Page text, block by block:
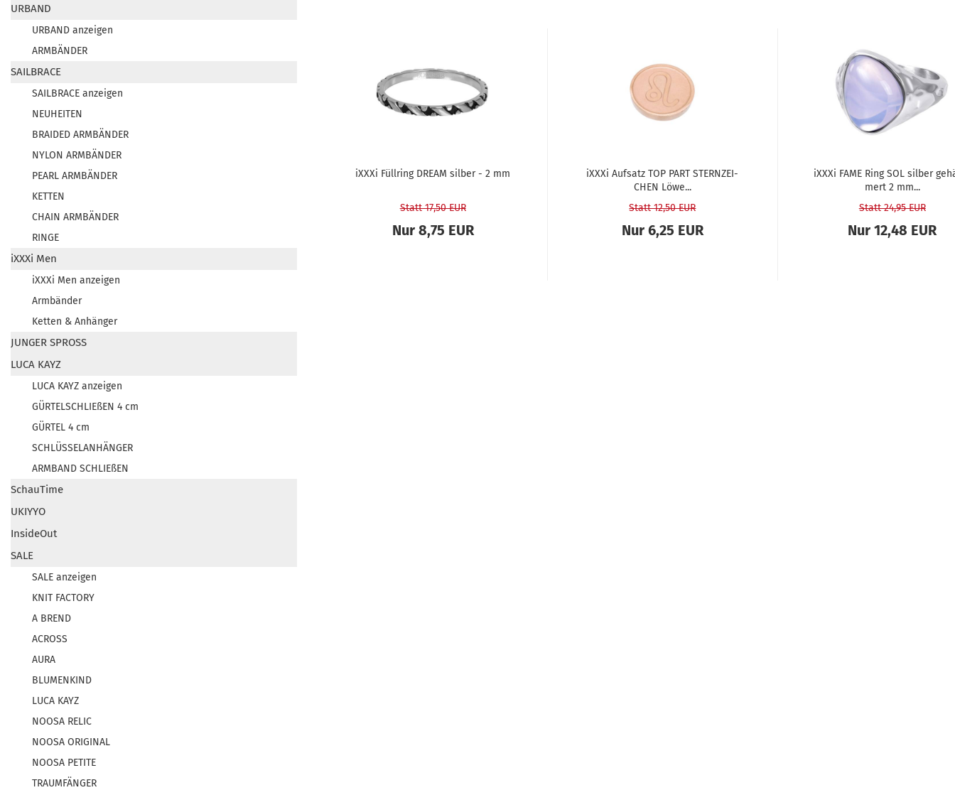
iXXXi Füll­ring DREAM sil­ber - 2 mm
Statt 17,50 EUR
Nur 8,75 EUR
iXXXi Auf­satz TOP PART STERN­ZEI­
CHEN Löwe...
Statt 12,50 EUR
Nur 6,25 EUR
iXXXi FAME Ring SOL sil­ber
mert 2 mm...
Statt 24,95 EUR
Nur 12,48 EUR
URBAND
URBAND anzeigen
ARMBÄNDER
SAILBRACE
SAILBRACE anzeigen
NEUHEITEN
BRAIDED ARMBÄNDER
NYLON ARMBÄNDER
PEARL ARMBÄNDER
KETTEN
CHAIN ARMBÄNDER
RINGE
iXXXi Men
iXXXi Men anzeigen
Armbänder
Ketten & Anhänger
JUNGER SPROSS
LUCA KAYZ
LUCA KAYZ anzeigen
GÜRTELSCHLIEßEN 4 cm
GÜRTEL 4 cm
SCHLÜSSELANHÄNGER
ARMBAND SCHLIEßEN
SchauTime
UKIYYO
InsideOut
SALE
SALE anzeigen
KNIT FACTORY
A BREND
ACROSS
AURA
BLUMENKIND
LUCA KAYZ
NOOSA RELIC
NOOSA ORIGINAL
NOOSA PETITE
TRAUMFÄNGER